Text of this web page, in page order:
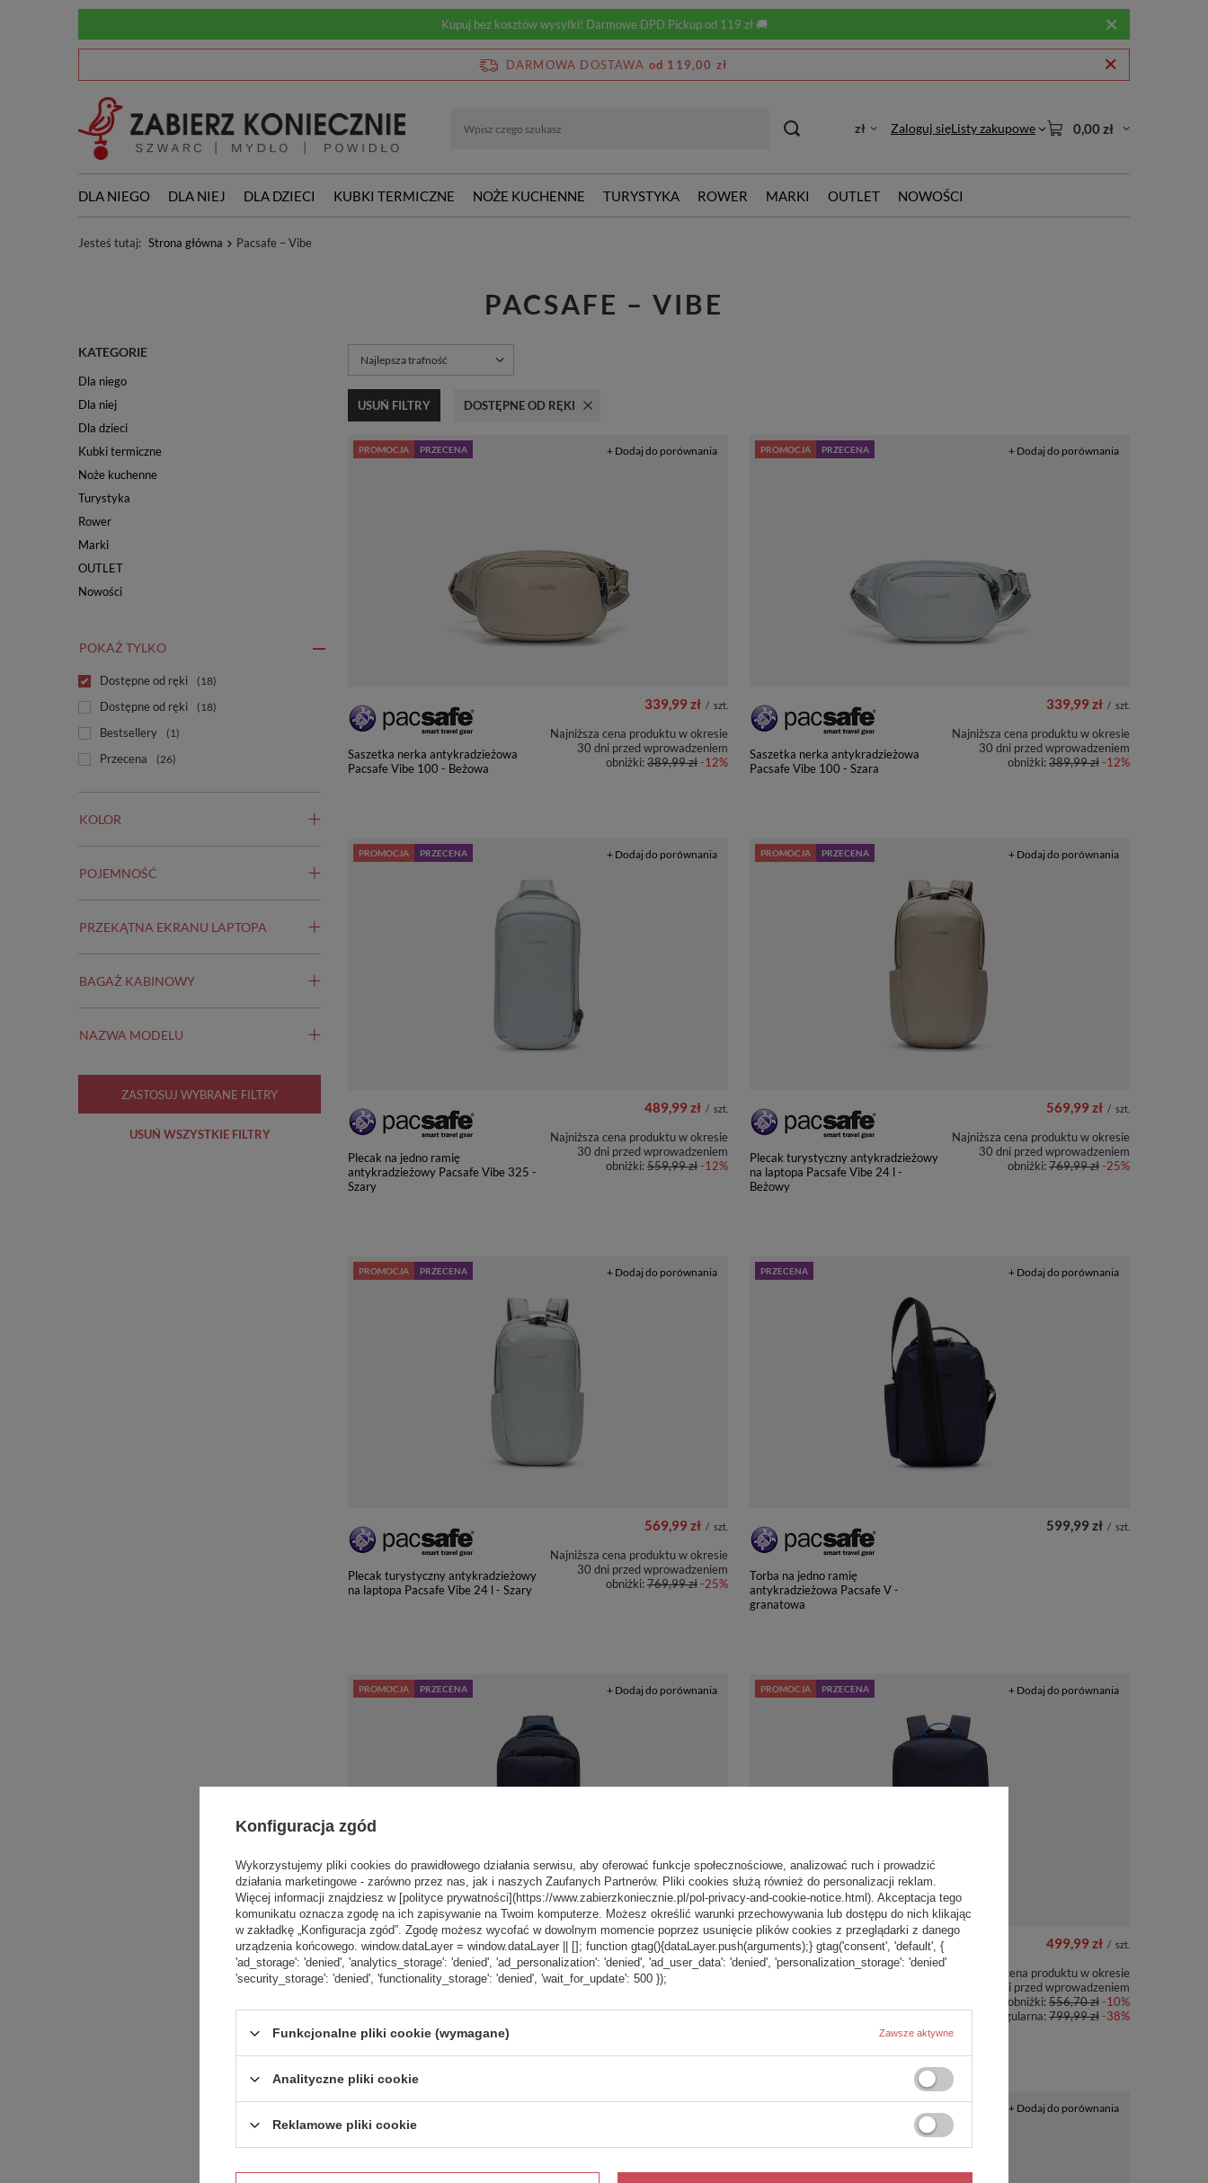
Kupuj bez kosztów wysyłki! Darmowe DPD Pickup od 119 zł 🚚
DARMOWA DOSTAWA od 119,00 zł
zł Zaloguj sięListy zakupowe 0,00 zł
DLA NIEGO DLA NIEJ DLA DZIECI KUBKI TERMICZNE NOŻE KUCHENNE TURYSTYKA ROWER MARKI OUTLET NOWOŚCI
Jesteś tutaj: Strona główna Pacsafe – Vibe
PACSAFE – VIBE
KATEGORIE
Dla niego
Dla niej
Dla dzieci
Kubki termiczne
Noże kuchenne
Turystyka
Rower
Marki
OUTLET
Nowości
POKAŻ TYLKO
Dostępne od ręki 18
Dostępne od ręki 18
Bestsellery 1
Przecena 26
KOLOR
POJEMNOŚĆ
PRZEKĄTNA EKRANU LAPTOPA
BAGAŻ KABINOWY
NAZWA MODELU
ZASTOSUJ WYBRANE FILTRY
USUŃ WSZYSTKIE FILTRY
Zmień sortowanie
Najlepsza trafność
USUŃ FILTRY USUŃ FILTR
DOSTĘPNE OD RĘKI
PROMOCJA PRZECENA
Saszetka nerka antykradzieżowa
Pacsafe Vibe 100 - Beżowa
339,99 zł / szt.
Najniższa cena produktu w okresie
30 dni przed wprowadzeniem
obniżki:389,99 zł-12%
+ Dodaj do porównania PROMOCJA PRZECENA
Saszetka nerka antykradzieżowa
Pacsafe Vibe 100 - Szara
339,99 zł / szt.
Najniższa cena produktu w okresie
30 dni przed wprowadzeniem
obniżki:389,99 zł-12%
+ Dodaj do porównania
PROMOCJA PRZECENA
Plecak na jedno ramię
antykradzieżowy Pacsafe Vibe 325 -
Szary
489,99 zł / szt.
Najniższa cena produktu w okresie
30 dni przed wprowadzeniem
obniżki:559,99 zł-12%
+ Dodaj do porównania PROMOCJA PRZECENA
Plecak turystyczny antykradzieżowy
na laptopa Pacsafe Vibe 24 l -
Beżowy
569,99 zł / szt.
Najniższa cena produktu w okresie
30 dni przed wprowadzeniem
obniżki:769,99 zł-25%
+ Dodaj do porównania
PROMOCJA PRZECENA
Plecak turystyczny antykradzieżowy
na laptopa Pacsafe Vibe 24 l - Szary
569,99 zł / szt.
Najniższa cena produktu w okresie
30 dni przed wprowadzeniem
obniżki:769,99 zł-25%
+ Dodaj do porównania PRZECENA
Torba na jedno ramię
antykradzieżowa Pacsafe V -
granatowa
599,99 zł / szt.
+ Dodaj do porównania
PROMOCJA PRZECENA
antykradzieżowy Pacsafe V -
489,99 zł / szt.
Najniższa cena produktu w okresie
30 dni przed wprowadzeniem
+ Dodaj do porównania PROMOCJA PRZECENA
Pacsafe V 16" - Granatowy
499,99 zł / szt.
Najniższa cena produktu w okresie
30 dni przed wprowadzeniem
obniżki:556,70 zł-10%
Cena regularna:799,99 zł-38%
+ Dodaj do porównania
+ Dodaj do porównania
Konfiguracja zgód
Wykorzystujemy pliki cookies do prawidłowego działania serwisu, aby oferować funkcje społecznościowe, analizować ruch i prowadzić
działania marketingowe - zarówno przez nas, jak i naszych Zaufanych Partnerów. Pliki cookies służą również do personalizacji reklam.
Więcej informacji znajdziesz w [polityce prywatności](https://www.zabierzkoniecznie.pl/pol-privacy-and-cookie-notice.html). Akceptacja tego
komunikatu oznacza zgodę na ich zapisywanie na Twoim komputerze. Możesz określić warunki przechowywania lub dostępu do nich klikając
w zakładkę „Konfiguracja zgód”. Zgodę możesz wycofać w dowolnym momencie poprzez usunięcie plików cookies z przeglądarki z danego
urządzenia końcowego. window.dataLayer = window.dataLayer || []; function gtag(){dataLayer.push(arguments);} gtag('consent', 'default', {
'ad_storage': 'denied', 'analytics_storage': 'denied', 'ad_personalization': 'denied', 'ad_user_data': 'denied', 'personalization_storage': 'denied'
'security_storage': 'denied', 'functionality_storage': 'denied', 'wait_for_update': 500 });
Funkcjonalne pliki cookie (wymagane) Zawsze aktywne
Analityczne pliki cookie
Reklamowe pliki cookie